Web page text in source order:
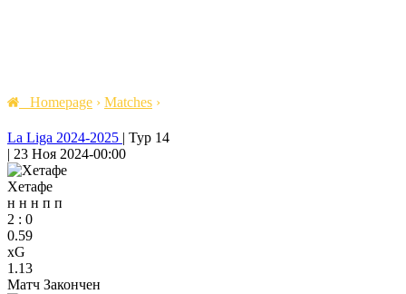
Homepage › Matches ›
La Liga 2024-2025 | Тур 14
| 23 Ноя 2024-00:00
Хетафе
н н н п п
2 : 0
0.59
xG
1.13
Матч Закончен